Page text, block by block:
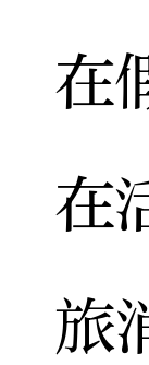
在
在
旅